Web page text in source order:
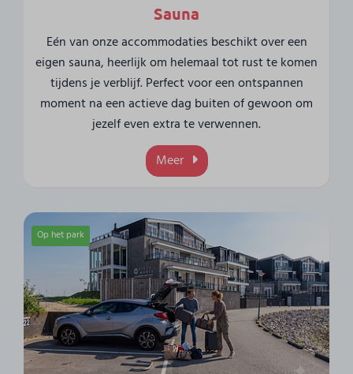
Sauna
Eén van onze accommodaties beschikt over een
eigen sauna, heerlijk om helemaal tot rust te komen
tijdens je verblijf. Perfect voor een ontspannen
moment na een actieve dag buiten of gewoon om
jezelf even extra te verwennen.
Meer
Op het park